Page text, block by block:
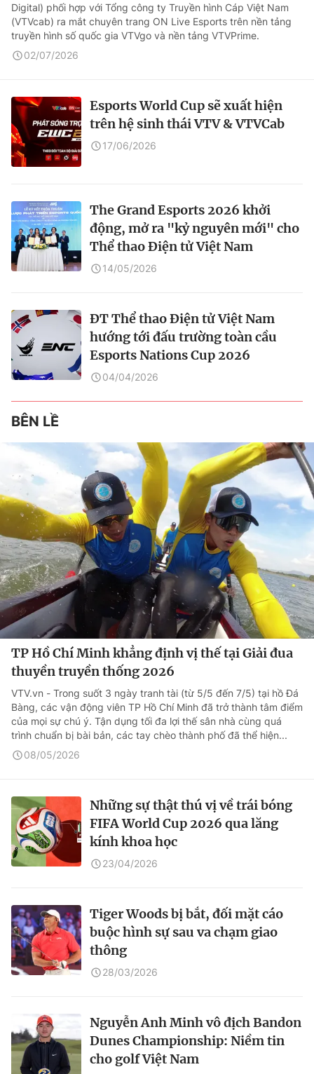
Digital) phối hợp với Tổng công ty Truyền hình Cáp Việt Nam
(VTVcab) ra mắt chuyên trang ON Live Esports trên nền tảng
truyền hình số quốc gia VTVgo và nền tảng VTVPrime.
02/07/2026
Esports World Cup sẽ xuất hiện
trên hệ sinh thái VTV & VTVCab
17/06/2026
The Grand Esports 2026 khởi
động, mở ra "kỷ nguyên mới" cho
Thể thao Điện tử Việt Nam
14/05/2026
ĐT Thể thao Điện tử Việt Nam
hướng tới đấu trường toàn cầu
Esports Nations Cup 2026
04/04/2026
BÊN LỀ
TP Hồ Chí Minh khẳng định vị thế tại Giải đua
thuyền truyền thống 2026
VTV.vn - Trong suốt 3 ngày tranh tài (từ 5/5 đến 7/5) tại hồ Đá
Bàng, các vận động viên TP Hồ Chí Minh đã trở thành tâm điểm
của mọi sự chú ý. Tận dụng tối đa lợi thế sân nhà cùng quá
trình chuẩn bị bài bản, các tay chèo thành phố đã thể hiện...
08/05/2026
Những sự thật thú vị về trái bóng
FIFA World Cup 2026 qua lăng
kính khoa học
23/04/2026
Tiger Woods bị bắt, đối mặt cáo
buộc hình sự sau va chạm giao
thông
28/03/2026
Nguyễn Anh Minh vô địch Bandon
Dunes Championship: Niềm tin
cho golf Việt Nam